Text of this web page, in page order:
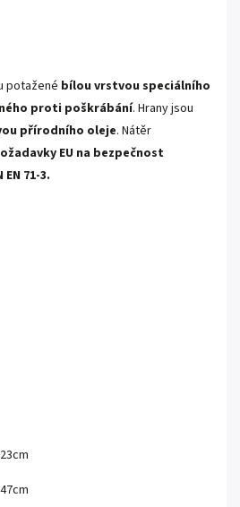
potažené bílou vrstvou speciálního
proti poškrábání. Hrany jsou
přírodního oleje. Nátěr
EU na bezpečnost
71-3.